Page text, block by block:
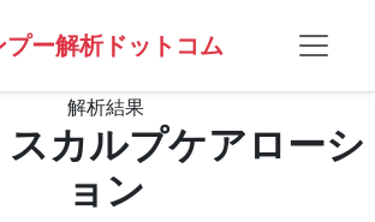
プー解析ドットコム
解析結果
カルプケアローシ
ョン